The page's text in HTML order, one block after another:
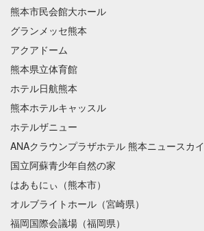
熊本市民会館大ホール
グランメッセ熊本
アクアドーム
熊本県立体育館
ホテル日航熊本
熊本ホテルキャッスル
ホテルザニュー
ANAクラウンプラザホテル 熊本ニュースカイ
国立阿蘇青少年自然の家
はあもにぃ（熊本市）
オルブライトホール（宮崎県）
福岡国際会議場（福岡県）